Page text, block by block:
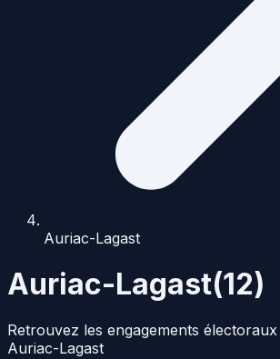
Auriac-Lagast
Auriac-Lagast(12)
Retrouvez les engagements
Auriac-Lagast